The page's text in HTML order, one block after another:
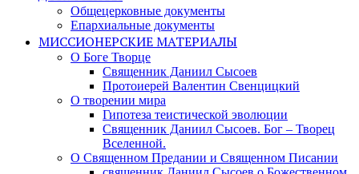
Общецерковные документы
Епархиальные документы
МИССИОНЕРСКИЕ МАТЕРИАЛЫ
О Боге Творце
Священник Даниил Сысоев
Протоиерей Валентин Свенцицкий
О творении мира
Гипотеза теистической эволюции
Священник Даниил Сысоев. Бог – Творец
Вселенной.
О Священном Предании и Священном Писании